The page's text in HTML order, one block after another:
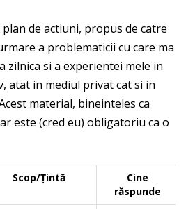
de actiuni, propus de catre
a problematicii cu care ma
zilnica si a experientei mele in
atat in mediul privat cat si in
material, bineinteles ca
este (cred eu) obligatoriu ca o
Scop/Ţintă
Cine
răspunde